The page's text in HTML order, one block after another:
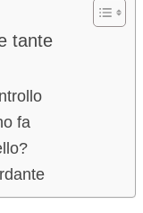
tante
fa